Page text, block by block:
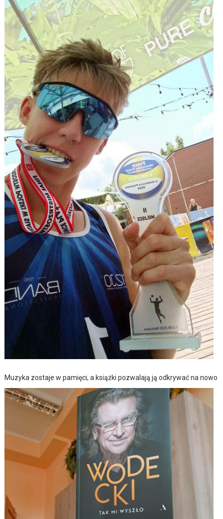
Muzyka zostaje w pamięci, a książki pozwalają ją odkrywać na nowo